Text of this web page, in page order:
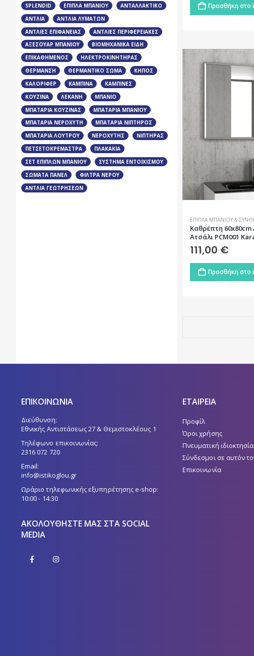
Προσθήκη στο
ΈΠΙΠΛΑ ΜΠΆΝΙΟΥ &
Καθρέπτη
Ατσάλι PCM001
111,00 €
Προσθήκη στο
SPLENDID
ΈΠΙΠΛΑ ΜΠΆΝΙΟΥ
ΑΝΤΑΛΛΑΚΤΙΚΌ
ΑΝΤΛΊΑ
ΑΝΤΛΊΑ ΛΥΜΆΤΩΝ
ΑΝΤΛΊΕΣ ΕΠΙΦΆΝΕΙΑΣ
ΑΝΤΛΊΕΣ ΠΕΡΙΦΕΡΕΙΑΚΈΣ
ΑΞΕΣΟΥΆΡ ΜΠΆΝΙΟΥ
ΒΙΟΜΗΧΑΝΙΚΆ ΕΊΔΗ
ΕΠΙΚΑΘΉΜΕΝΟΣ
ΗΛΕΚΤΡΟΚΙΝΗΤΉΡΑΣ
ΘΈΡΜΑΝΣΗ
ΘΕΡΜΑΝΤΙΚΌ ΣΏΜΑ
ΚΉΠΟΣ
ΚΑΛΟΡΙΦΈΡ
ΚΑΜΠΊΝΑ
ΚΑΜΠΊΝΕΣ
ΚΟΥΖΊΝΑ
ΛΕΚΆΝΗ
ΜΠΑΝΙΟ
ΜΠΑΤΑΡΊΑ ΚΟΥΖΊΝΑΣ
ΜΠΑΤΑΡΊΑ ΜΠΆΝΙΟΥ
ΜΠΑΤΑΡΊΑ ΝΕΡΟΧΎΤΗ
ΜΠΑΤΑΡΊΑ ΝΙΠΤΉΡΟΣ
ΜΠΑΤΑΡΊΑ ΛΟΥΤΡΟΎ
ΝΕΡΟΧΎΤΗΣ
ΝΙΠΤΉΡΑΣ
ΠΕΤΣΕΤΟΚΡΕΜΆΣΤΡΑ
ΠΛΑΚΆΚΙΑ
ΣΕΤ ΕΠΊΠΛΩΝ ΜΠΆΝΙΟΥ
ΣΎΣΤΗΜΑ ΕΝΤΟΙΧΙΣΜΟΎ
ΣΏΜΑΤΑ ΠΆΝΕΛ
ΦΊΛΤΡΑ ΝΕΡΟΎ
ΑΝΤΛΊΑ ΓΕΩΤΡΉΣΕΩΝ
ΕΠΙΚΟΙΝΩΝΙΑ
Διεύθυνση:
Εθνικής Αντιστάσεως 27 & Θεμιστοκλέους 1
Τηλέφωνο επικοινωνίας:
2316 072 720
Email:
info@istikoglou.gr
Ωράριο τηλεφωνικής εξυπηρέτησης e-shop:
10:00 - 14:30
ΑΚΟΛΟΥΘΉΣΤΕ ΜΑΣ ΣΤΑ SOCIAL
MEDIA
ΕΤΑΙΡΕΙΑ
Προφίλ
Όροι χρήσης
Πνευματική ιδιοκτησία
Σύνδεσμοι σε αυτόν
Επικοινωνία